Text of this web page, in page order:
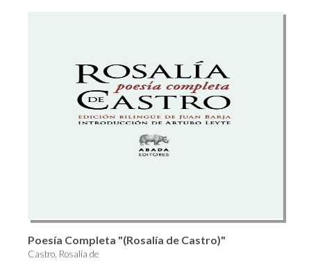
Poesía Completa "(Rosalía de Castro)"
Castro, Rosalía de